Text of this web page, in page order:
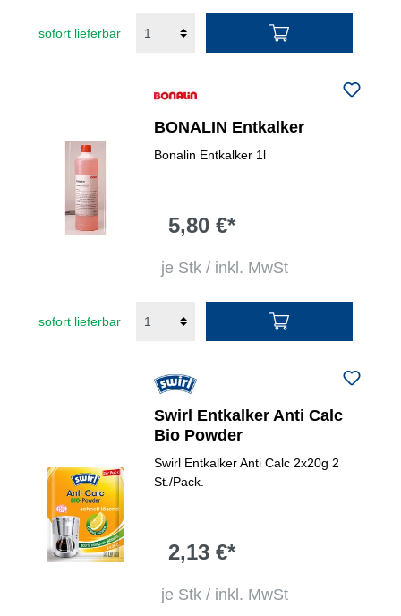
sofort lieferbar
BONALIN Entkalker
Bonalin Entkalker 1l
5,80 €*
je Stk / inkl. MwSt
sofort lieferbar
Swirl Entkalker Anti Calc
Bio Powder
Swirl Entkalker Anti Calc 2x20g 2
St./Pack.
2,13 €*
je Stk / inkl. MwSt